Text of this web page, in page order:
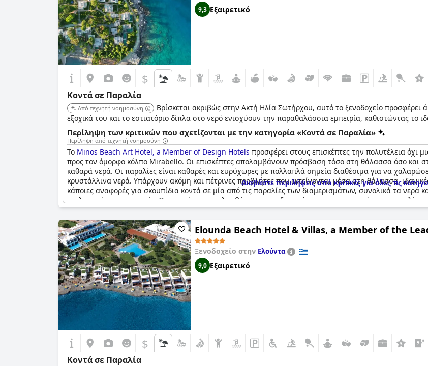
9,3 Εξαιρετικό
$
Κοντά σε Παραλία
Από τεχνητή νοημοσύνη
Βρίσκεται ακριβώς στην Ακτή Ηλία Σωτήρχου, αυτό το ξενοδοχείο
εξοχικά του και το εστιατόριο δίπλα στο νερό ενισχύουν την παραθαλάσσια εμπειρία, καθιστώντας το
Περίληψη των κριτικών που σχετίζονται με την κατηγορία «Κοντά σε Παραλία»
Περίληψη από τεχνητή νοημοσύνη
Το Minos Beach Art Hotel, a Member of Design Hotels προσφέρει στους επισκέπτες την πολυτέλεια όχι
προς τον όμορφο κόλπο Mirabello. Οι επισκέπτες απολαμβάνουν πρόσβαση τόσο στη θάλασσα όσο και
καθαρά νερά. Οι παραλίες είναι καθαρές και ευρύχωρες με πολλαπλά σημεία διαθέσιμα για να
κρυστάλλινα νερά. Υπάρχουν ακόμη και πέτρινες προβλήτες που εκτείνονται μέσα στη θάλασσα,
κάποιες αναφορές για σκουπίδια κοντά σε μία από τις παραλίες των διαμερισμάτων, συνολικά τα νερά
εκπληκτικές και ειρηνικές. Οι επισκέπτες απολαμβάνουν την ιδιωτικότητα και την ηρεμία της
ολόκληρη την ακτή για τον εαυτό τους. Το ξενοδοχείο προσφέρει επίσης φαγητό και ποτά στην παραλία
εφαρμογής. Η τοποθεσία είναι εξαιρετική με μαγευτική θέα στον κόλπο και άμεση πρόσβαση στη
όμορφες ιδιωτικές παραλίες και τα καθαρά νερά, καθιστώντας το το τέλειο σημείο για κολύμπι και
Διαβάστε περιλήψεις από κριτικές για όλες τις
Elounda Beach Hotel & Villas, a Member of the
Ξενοδοχείο στην Ελούντα
9,0 Εξαιρετικό
$
Κοντά σε Παραλία